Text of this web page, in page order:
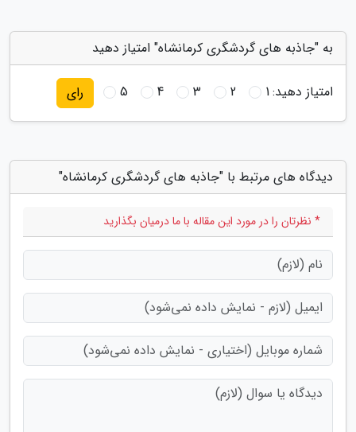
به "جاذبه های گردشگری کرمانشاه" امتیاز دهید
امتیاز دهید:1
2
3
4
5 رای
دیدگاه های مرتبط با "جاذبه های گردشگری کرمانشاه"
* نظرتان را در مورد این مقاله با ما درمیان بگذارید